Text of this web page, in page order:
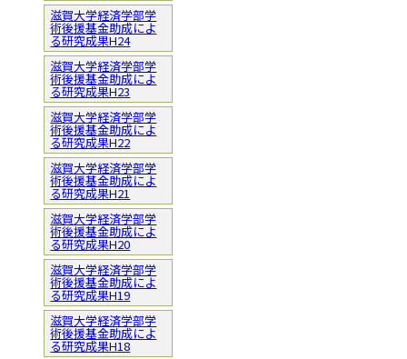
滋賀大学経済学部学
術後援基金助成によ
る研究成果H24
滋賀大学経済学部学
術後援基金助成によ
る研究成果H23
滋賀大学経済学部学
術後援基金助成によ
る研究成果H22
滋賀大学経済学部学
術後援基金助成によ
る研究成果H21
滋賀大学経済学部学
術後援基金助成によ
る研究成果H20
滋賀大学経済学部学
術後援基金助成によ
る研究成果H19
滋賀大学経済学部学
術後援基金助成によ
る研究成果H18